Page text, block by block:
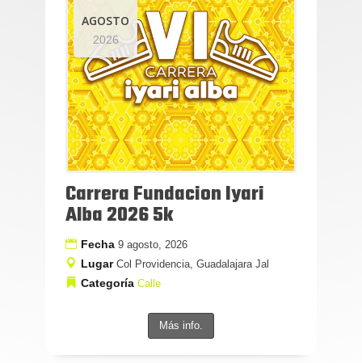
AGOSTO
2026
Carrera Fundacion Iyari
Alba 2026 5k
Fecha 9 agosto, 2026
Lugar Col Providencia, Guadalajara Jal
Categoría Calle
Más info.